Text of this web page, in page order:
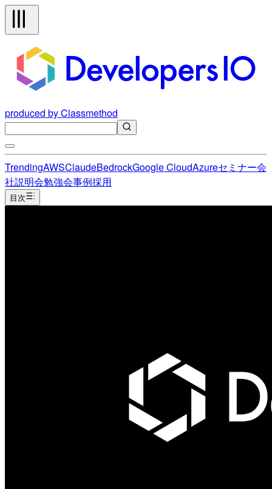
produced by Classmethod
TrendingAWSClaudeBedrockGoogle CloudAzureセミナー会
社説明会勉強会事例採用
目次